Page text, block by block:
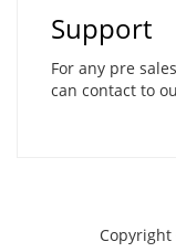
Support
For any pre
can contact to